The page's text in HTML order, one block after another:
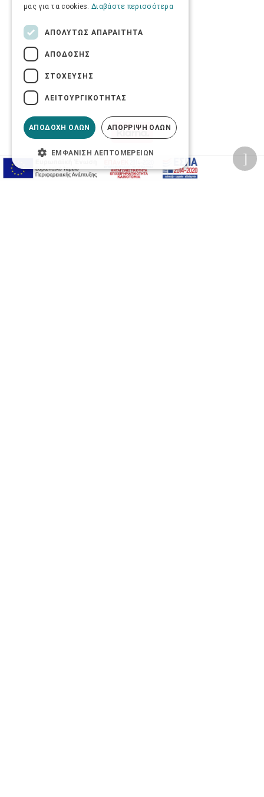
Προσωπικά δεδομένα
μας για τα cookies. Διαβάστε περισσότερα
ΑΠΟΛΎΤΩΣ ΑΠΑΡΑΊΤΗΤΑ
ΑΠΌΔΟΣΗΣ
ΣΤΌΧΕΥΣΗΣ
ΛΕΙΤΟΥΡΓΙΚΌΤΗΤΑΣ
ΑΠΟΔΟΧΉ ΌΛΩΝ ΑΠΌΡΡΙΨΗ ΌΛΩΝ
ΕΜΦΆΝΙΣΗ ΛΕΠΤΟΜΕΡΕΙΏΝ